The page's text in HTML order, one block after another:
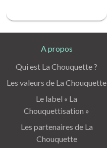
A propos
Qui est La Chouquette ?
Les valeurs de La Chouquette
Le label « La
Chouquettisation »
Les partenaires de La
Chouquette